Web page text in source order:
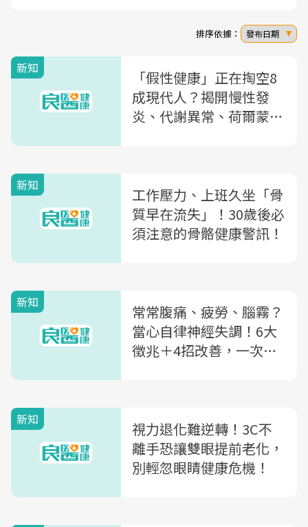
排序依據： 發布日期
新知
「假性健康」正在掏空8
成現代人？揭開慢性發
炎、代謝異常、荷爾蒙失
新知
工作壓力、上班久坐「骨
質早在流失」！30歲後必
須注意的骨骼健康警訊！
新知
常常腹痛、疲勞、腦霧？
當心自律神經失調！6大
徵兆＋4招改善，一次搞
新知
視力退化難逆轉！3C不
離手恐讓雙眼提前老化，
別輕忽眼睛健康危機！